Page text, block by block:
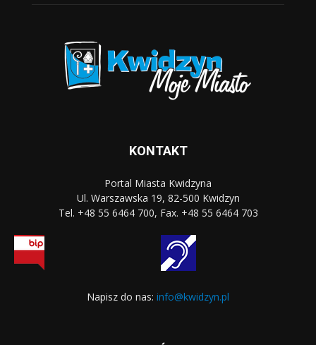
KONTAKT
Portal Miasta Kwidzyna
Ul. Warszawska 19, 82-500 Kwidzyn
Tel. +48 55 6464 700, Fax. +48 55 6464 703
Napisz do nas: info@kwidzyn.pl